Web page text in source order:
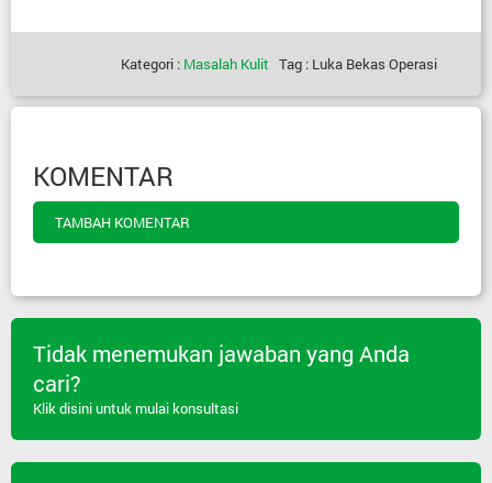
Kategori : Masalah Kulit Tag : Luka Bekas Operasi
KOMENTAR
TAMBAH KOMENTAR
Tidak menemukan jawaban yang Anda
cari?
Klik disini untuk mulai konsultasi